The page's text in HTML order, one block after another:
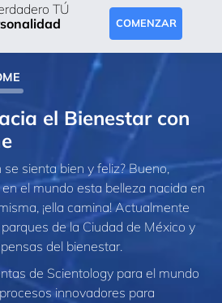
TÚ
COMENZAR
el Bienestar con
sienta bien y feliz? Bueno,
el mundo esta belleza nacida en
¡ella camina! Actualmente
de la Ciudad de México y
del bienestar.
de Scientology para el mundo
innovadores para